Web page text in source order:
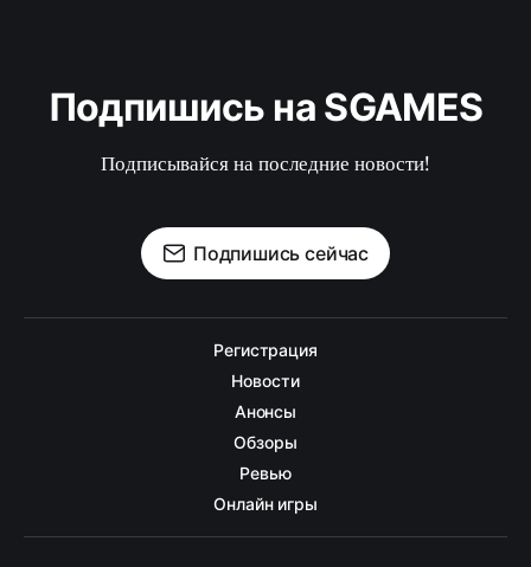
Подпишись на SGAMES
Подписывайся на последние новости!
Подпишись сейчас
Регистрация
Новости
Анонсы
Обзоры
Ревью
Онлайн игры